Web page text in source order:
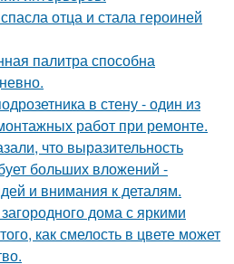
отца и стала героиней
палитра способна
в стену - один из
работ при ремонте.
что выразительность
больших вложений -
и внимания к деталям.
дома с яркими
как смелость в цвете может